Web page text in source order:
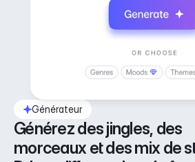
Générateur
Générez des jingles, des
morceaux et des mix de